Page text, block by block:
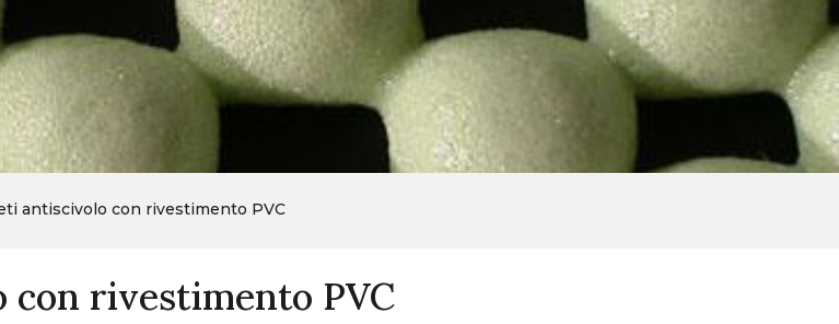
antiscivolo con rivestimento PVC
rivestimento PVC